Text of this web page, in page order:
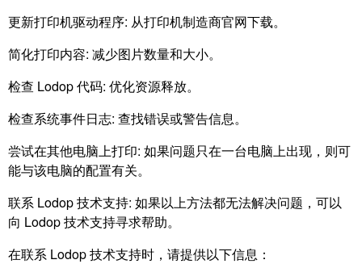
更新打印机驱动程序: 从打印机制造商官网下载。
简化打印内容: 减少图片数量和大小。
检查 Lodop 代码: 优化资源释放。
检查系统事件日志: 查找错误或警告信息。
尝试在其他电脑上打印: 如果问题只在一台电脑上出现，则可
能与该电脑的配置有关。
联系 Lodop 技术支持: 如果以上方法都无法解决问题，可以
向 Lodop 技术支持寻求帮助。
在联系 Lodop 技术支持时，请提供以下信息：